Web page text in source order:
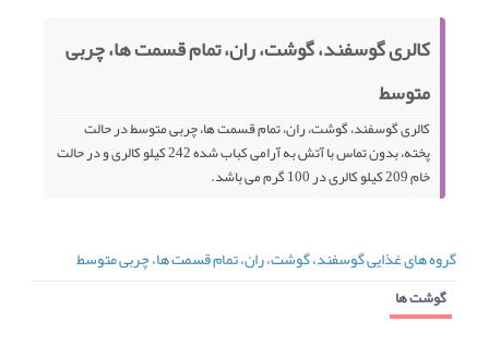
کالری گوسفند، گوشت، ران، تمام قسمت ها، چربی
متوسط
کالری گوسفند، گوشت، ران، تمام قسمت ها، چربی متوسط در حالت
پخته، بدون تماس با آتش به آرامی کباب شده 242 کیلو کالری و در حالت
خام 209 کیلو کالری در 100 گرم می باشد.
گروه های غذایی گوسفند، گوشت، ران، تمام قسمت ها، چربی متوسط
گوشت ها